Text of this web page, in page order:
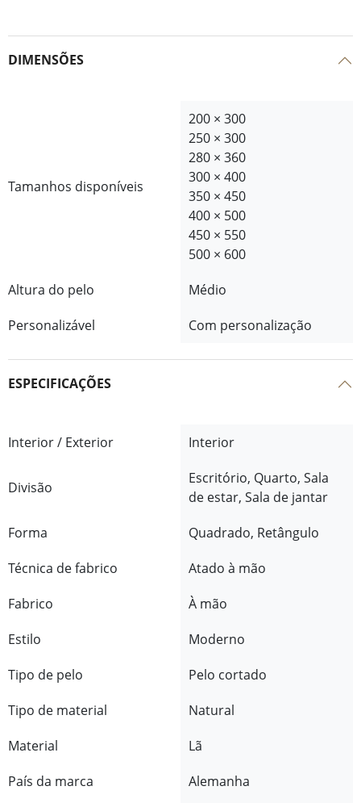
DIMENSÕES
Tamanhos disponíveis
200 × 300
250 × 300
280 × 360
300 × 400
350 × 450
400 × 500
450 × 550
500 × 600
Altura do pelo
Médio
Personalizável
Com personalização
ESPECIFICAÇÕES
Interior / Exterior Interior
Divisão
Escritório, Quarto, Sala
de estar, Sala de jantar
Forma
Quadrado, Retângulo
Técnica de fabrico
Atado à mão
Fabrico
À mão
Estilo
Moderno
Tipo de pelo
Pelo cortado
Tipo de material
Natural
Material
Lã
País da marca
Alemanha